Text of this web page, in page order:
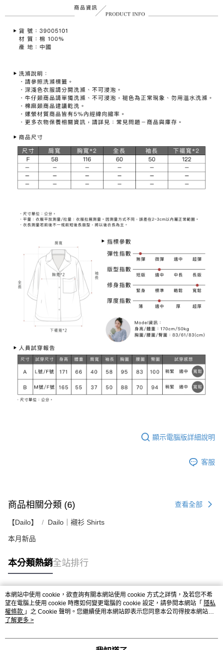
顯示電腦版詳細說明
客服
商品相關分類 (6) 查看全部
【Dailo】 Dailo｜襯衫 Shirts
本月新品
本分類熱銷全站排行
熱門標籤
本網站中使用 cookie，欲查詢有關本網站使用 cookie 方式之詳情，及若您不希
望在電腦上使用 cookie 時應如何變更電腦的 cookie 設定，請參閱本網站「 隱私
權條款 」之 Cookie 聲明。您繼續使用本網站即表示您同意本公司得按本網站使
用條款之 Cookie 聲明使用 cookie。
了解更多 >